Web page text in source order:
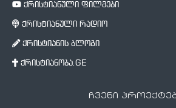
ქრისტიანული ფილმები
ქრისტიანული რადიო
ქრისტიანის ბლოგი
ქრისტიანობა.GE
ჩვენი